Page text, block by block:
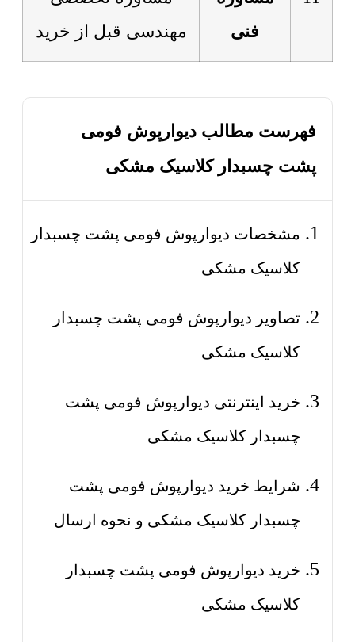
فنی
مهندسی قبل از خرید
فهرست مطالب دیوارپوش فومی
پشت چسبدار کلاسیک مشکی
مشخصات دیوارپوش فومی پشت چسبدار
کلاسیک مشکی
تصاویر دیوارپوش فومی پشت چسبدار
کلاسیک مشکی
خرید اینترنتی دیوارپوش فومی پشت
چسبدار کلاسیک مشکی
شرایط خرید دیوارپوش فومی پشت
چسبدار کلاسیک مشکی و نحوه ارسال
خرید دیوارپوش فومی پشت چسبدار
کلاسیک مشکی